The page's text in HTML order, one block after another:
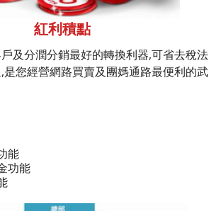
紅利積點
及分潤分銷最好的轉換利器,可省去稅法
是您經營網路買賣及團媽通路最便利的武
能
功能